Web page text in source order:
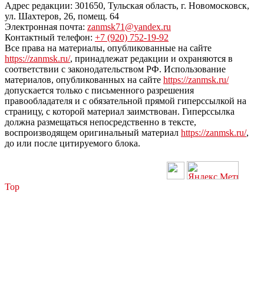
Адрес редакции: 301650, Тульская область, г. Новомосковск,
ул. Шахтеров, 26, помещ. 64
Электронная почта: zanmsk71@yandex.ru
Контактный телефон: +7 (920) 752-19-92
Все права на материалы, опубликованные на сайте
https://zanmsk.ru/, принадлежат редакции и охраняются в
соответствии с законодательством РФ. Использование
материалов, опубликованных на сайте https://zanmsk.ru/
допускается только с письменного разрешения
правообладателя и с обязательной прямой гиперссылкой на
страницу, с которой материал заимствован. Гиперссылка
должна размещаться непосредственно в тексте,
воспроизводящем оригинальный материал https://zanmsk.ru/,
до или после цитируемого блока.
Top